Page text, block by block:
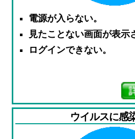
電源が入らない。
見たことない画面が表示
ログインできない。
ウイルスに感